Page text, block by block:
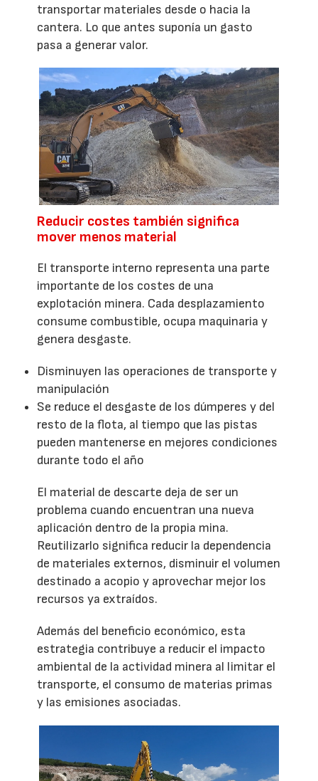
transportar materiales desde o hacia la
cantera. Lo que antes suponía un gasto
pasa a generar valor.
Reducir costes también significa
mover menos material
El transporte interno representa una parte
importante de los costes de una
explotación minera. Cada desplazamiento
consume combustible, ocupa maquinaria y
genera desgaste.
Disminuyen las operaciones de transporte y
manipulación
Se reduce el desgaste de los dúmperes y del
resto de la flota, al tiempo que las pistas
pueden mantenerse en mejores condiciones
durante todo el año
El material de descarte deja de ser un
problema cuando encuentran una nueva
aplicación dentro de la propia mina.
Reutilizarlo significa reducir la dependencia
de materiales externos, disminuir el volumen
destinado a acopio y aprovechar mejor los
recursos ya extraídos.
Además del beneficio económico, esta
estrategia contribuye a reducir el impacto
ambiental de la actividad minera al limitar el
transporte, el consumo de materias primas
y las emisiones asociadas.